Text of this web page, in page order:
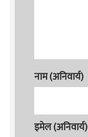
नाम (अनिवार्य)
इमेल (अनिवार्य)